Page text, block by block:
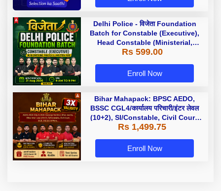
Delhi Police - विजेता Foundation
Batch for Constable (Executive),
Head Constable (Ministerial,
AWO/TPO) & more with Test Series
Classes by Adda 247
Rs 599.00
Enroll Now
Bihar Mahapack: BPSC AEDO,
BSSC CGL4/कार्यालय परिचारी/इंटर लेवल
(10+2), SI/Constable, Civil Court,
B.Ed. D.El.Ed. & More
Rs 1,499.75
Enroll Now